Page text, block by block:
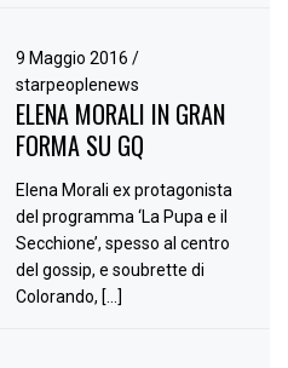
9 Maggio 2016 /
starpeoplenews
ELENA MORALI IN GRAN
FORMA SU GQ
Elena Morali ex protagonista
del programma ‘La Pupa e il
Secchione’, spesso al centro
del gossip, e soubrette di
Colorando, […]